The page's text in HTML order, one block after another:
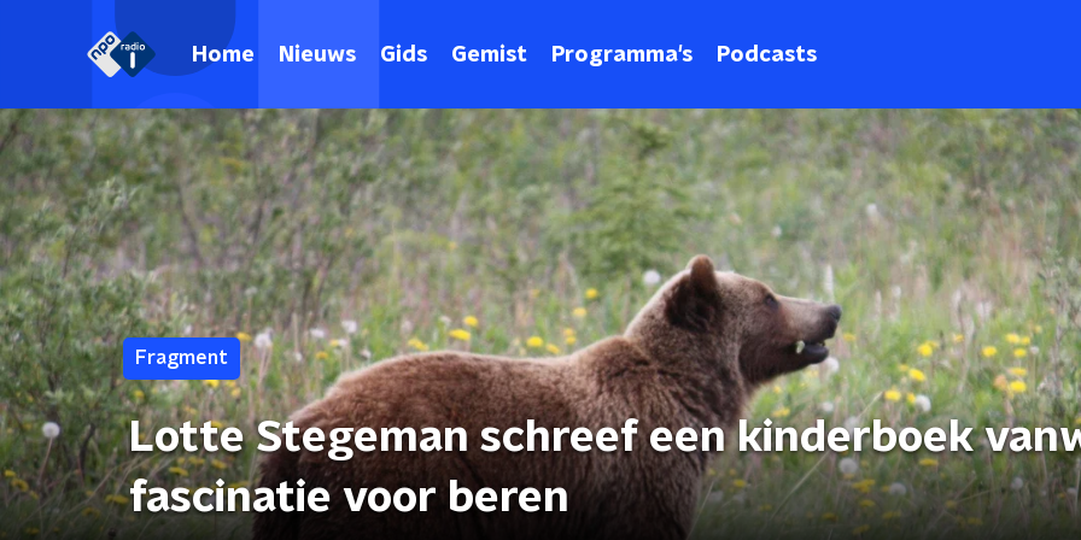
Home Nieuws Gids Gemist Programma's Podcasts
Fragment
Lotte Stegeman schreef een kinderboek
fascinatie voor beren